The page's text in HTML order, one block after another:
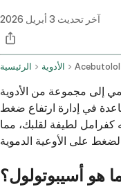
آخر تحديث 3 أبريل 2026
الرئيسية الأدوية Acebutolol
إلى مجموعة من الأدوية
في إدارة ارتفاع ضغط
كفرامل لطيفة لقلبك، مما
هو أسيبوتولول؟